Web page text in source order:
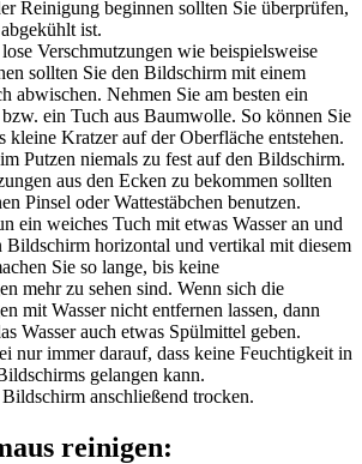
Reinigung beginnen sollten Sie überprüfen,
ist.
Verschmutzungen wie beispielsweise
sollten Sie den Bildschirm mit einem
abwischen. Nehmen Sie am besten ein
ein Tuch aus Baumwolle. So können Sie
kleine Kratzer auf der Oberfläche entstehen.
Putzen niemals zu fest auf den Bildschirm.
aus den Ecken zu bekommen sollten
Pinsel oder Wattestäbchen benutzen.
ein weiches Tuch mit etwas Wasser an und
Bildschirm horizontal und vertikal mit diesem
Sie so lange, bis keine
mehr zu sehen sind. Wenn sich die
mit Wasser nicht entfernen lassen, dann
Wasser auch etwas Spülmittel geben.
nur immer darauf, dass keine Feuchtigkeit in
gelangen kann.
anschließend trocken.
reinigen: